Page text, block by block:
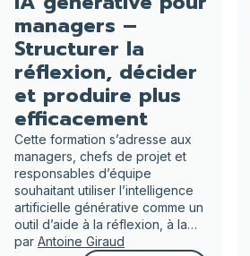
managers –
Structurer la
réflexion, décider
et produire plus
efficacement
Cette formation s’adresse aux
managers, chefs de projet et
responsables d’équipe
souhaitant utiliser l’intelligence
artificielle générative comme un
outil d’aide à la réflexion, à la…
par Antoine Giraud